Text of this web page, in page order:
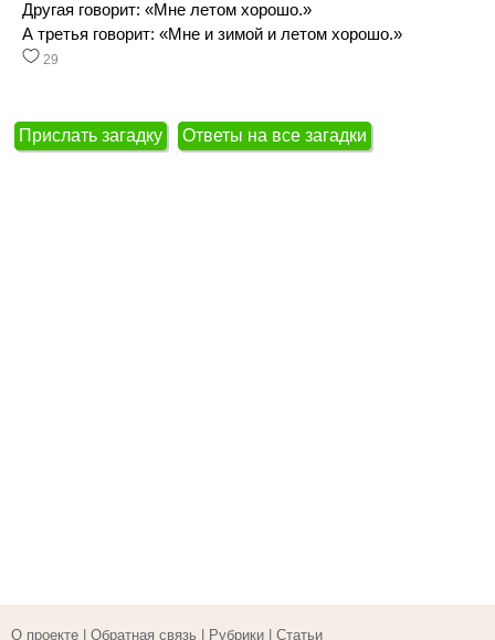
Другая говорит: «Мне летом хорошо.»
А третья говорит: «Мне и зимой и летом хорошо.»
29
Прислать загадку Ответы на все загадки
О проекте Обратная связь Рубрики Статьи